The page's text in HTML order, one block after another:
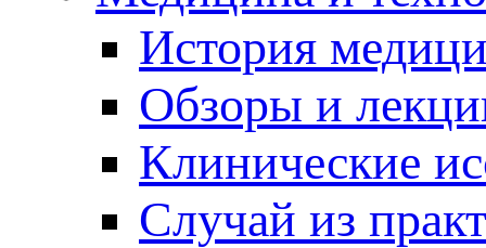
История
Обзоры и
Клинические
Случай из